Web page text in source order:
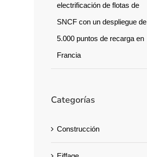
electrificación de flotas de
SNCF con un despliegue de
5.000 puntos de recarga en
Francia
Categorías
Construcción